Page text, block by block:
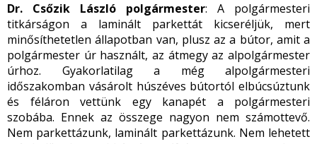
Dr. Csőzik László polgármester: A polgármesteri
titkárságon a laminált parkettát kicseréljük, mert
minősíthetetlen állapotban van, plusz az a bútor, amit a
polgármester úr használt, az átmegy az alpolgármester
úrhoz. Gyakorlatilag a még alpolgármesteri
időszakomban vásárolt húszéves bútortól elbúcsúztunk
és féláron vettünk egy kanapét a polgármesteri
szobába. Ennek az összege nagyon nem számottevő.
Nem parkettázunk, laminált parkettázunk. Nem lehetett